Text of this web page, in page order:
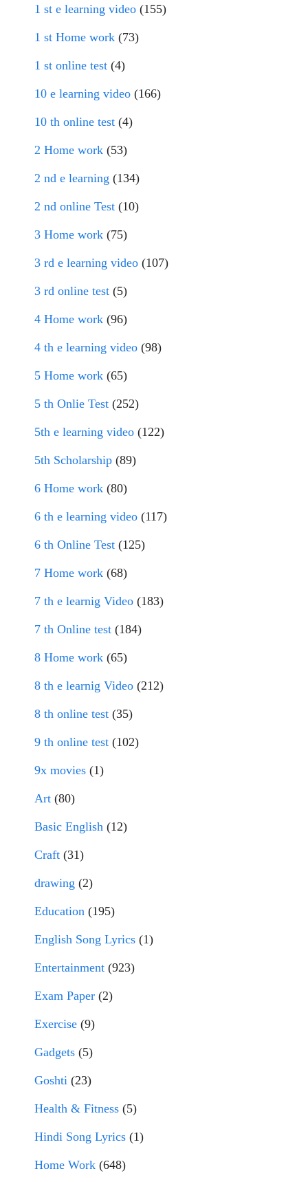
1 st e learning video (155)
1 st Home work (73)
1 st online test (4)
10 e learning video (166)
10 th online test (4)
2 Home work (53)
2 nd e learning (134)
2 nd online Test (10)
3 Home work (75)
3 rd e learning video (107)
3 rd online test (5)
4 Home work (96)
4 th e learning video (98)
5 Home work (65)
5 th Onlie Test (252)
5th e learning video (122)
5th Scholarship (89)
6 Home work (80)
6 th e learning video (117)
6 th Online Test (125)
7 Home work (68)
7 th e learnig Video (183)
7 th Online test (184)
8 Home work (65)
8 th e learnig Video (212)
8 th online test (35)
9 th online test (102)
9x movies (1)
Art (80)
Basic English (12)
Craft (31)
drawing (2)
Education (195)
English Song Lyrics (1)
Entertainment (923)
Exam Paper (2)
Exercise (9)
Gadgets (5)
Goshti (23)
Health & Fitness (5)
Hindi Song Lyrics (1)
Home Work (648)